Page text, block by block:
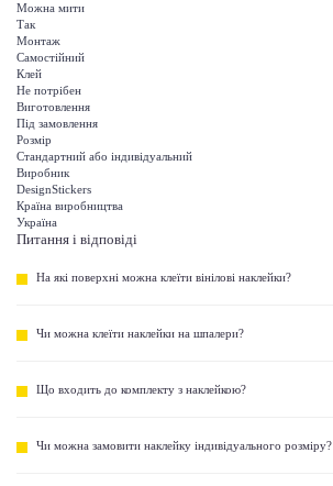
Можна мити
Так
Монтаж
Самостійний
Клей
Не потрібен
Виготовлення
Під замовлення
Розмір
Стандартний або індивідуальний
Виробник
DesignStickers
Країна виробництва
Україна
Питання і відповіді
На які поверхні можна клеїти вінілові наклейки?
Чи можна клеїти наклейки на шпалери?
Що входить до комплекту з наклейкою?
Чи можна замовити наклейку індивідуального розміру?